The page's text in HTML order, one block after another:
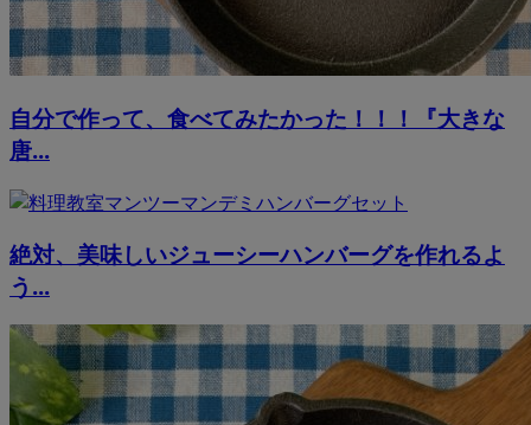
自分で作って、食べてみたかった！！！『大きな
唐...
絶対、美味しいジューシーハンバーグを作れるよ
う...